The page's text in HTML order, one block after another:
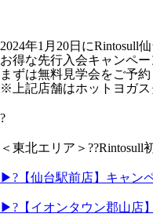
2024年1月20日にRintosull
お得な先行入会キャンペー
まずは無料見学会をご予約
※上記店舗はホットヨガス
?
＜東北エリア＞??Rintosull
▶?【仙台駅前店】キャン
▶?【イオンタウン郡山店